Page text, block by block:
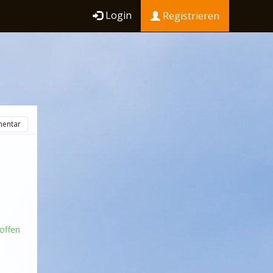
Login Registrieren